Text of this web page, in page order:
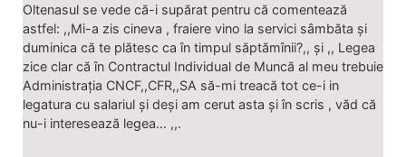
Oltenasul se vede că-i supărat pentru că comentează
astfel: ,,Mi-a zis cineva , fraiere vino la servici sâmbăta și
duminica că te plătesc ca în timpul săptămînii?,, și ,, Legea
zice clar că în Contractul Individual de Muncă al meu trebuie
Administrația CNCF,,CFR,,SA să-mi treacă tot ce-i in
legatura cu salariul și deși am cerut asta și în scris , văd că
nu-i interesează legea… ,,.